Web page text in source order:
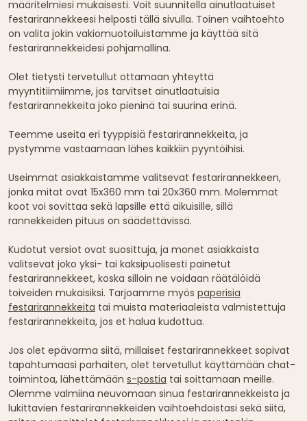
määritelmiesi mukaisesti. Voit suunnitella ainutlaatuiset
festarirannekkeesi helposti tällä sivulla. Toinen vaihtoehto
on valita jokin vakiomuotoiluistamme ja käyttää sitä
festarirannekkeidesi pohjamallina.
Olet tietysti tervetullut ottamaan yhteyttä
myyntitiimiimme, jos tarvitset ainutlaatuisia
festarirannekkeita joko pieninä tai suurina erinä.
Teemme useita eri tyyppisiä festarirannekkeita, ja
pystymme vastaamaan lähes kaikkiin pyyntöihisi.
Useimmat asiakkaistamme valitsevat festarirannekkeen,
jonka mitat ovat 15x360 mm tai 20x360 mm. Molemmat
koot voi sovittaa sekä lapsille että aikuisille, sillä
rannekkeiden pituus on säädettävissä.
Kudotut versiot ovat suosittuja, ja monet asiakkaista
valitsevat joko yksi- tai kaksipuolisesti painetut
festarirannekkeet, koska silloin ne voidaan räätälöidä
toiveiden mukaisiksi. Tarjoamme myös paperisia
festarirannekkeita tai muista materiaaleista valmistettuja
festarirannekkeita, jos et halua kudottua.
Jos olet epävarma siitä, millaiset festarirannekkeet sopivat
tapahtumaasi parhaiten, olet tervetullut käyttämään chat-
toimintoa, lähettämään s-postia tai soittamaan meille.
Olemme valmiina neuvomaan sinua festarirannekkeista ja
lukittavien festarirannekkeiden vaihtoehdoistasi sekä siitä,